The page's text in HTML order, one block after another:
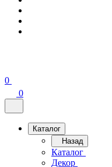
0
0
Каталог
Назад
Каталог
Декор